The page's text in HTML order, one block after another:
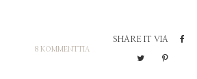
8 KOMMENTTIA
SHARE IT VIA